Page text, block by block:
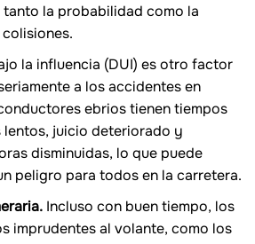
tanto la probabilidad como la
la influencia (DUI) es otro factor
a los accidentes en
ebrios tienen tiempos
lentos, juicio deteriorado y
disminuidas, lo que puede
peligro para todos en la carretera.
Incluso con buen tiempo, los
imprudentes al volante, como los